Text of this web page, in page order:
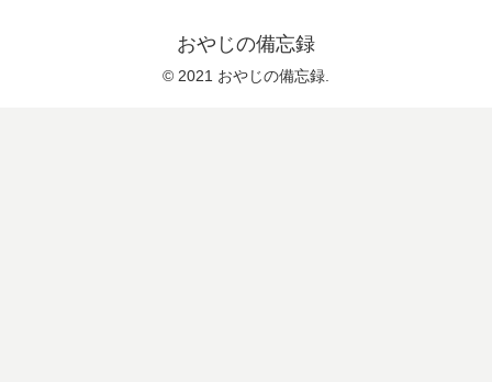
おやじの備忘録
© 2021 おやじの備忘録.